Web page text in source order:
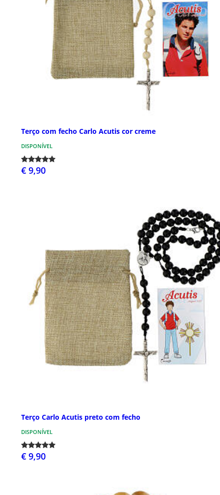
Terço com fecho Carlo Acutis cor creme
DISPONÍVEL
€ 9,90
Terço Carlo Acutis preto com fecho
DISPONÍVEL
€ 9,90